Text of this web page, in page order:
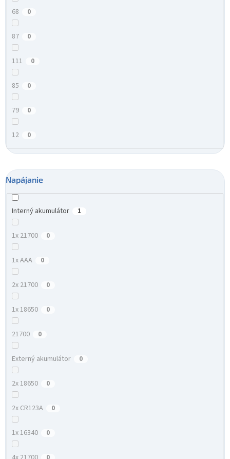
68 0
87 0
111 0
85 0
79 0
12 0
Napájanie
Interný akumulátor 1
1x 21700 0
1x AAA 0
2x 21700 0
1x 18650 0
21700 0
Externý akumulátor 0
2x 18650 0
2x CR123A 0
1x 16340 0